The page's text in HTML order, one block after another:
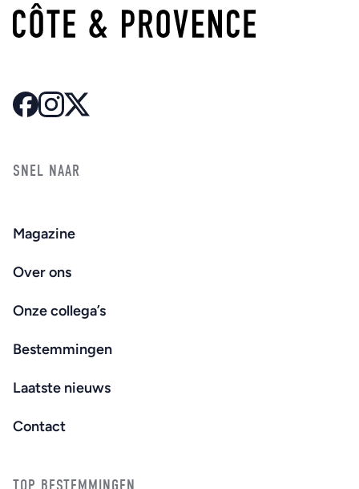
SNEL NAAR
Magazine
Over ons
Onze collega’s
Bestemmingen
Laatste nieuws
Contact